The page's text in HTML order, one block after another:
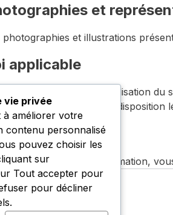
et
photographies et illustrations
applicable
présentes conditions d’utilisation
social de l’éditeur, sauf disposition
toute question ou réclamation,
vie privée
à améliorer votre
contenu personnalisé
pouvez choisir les
sur
Tout accepter pour
pour décliner